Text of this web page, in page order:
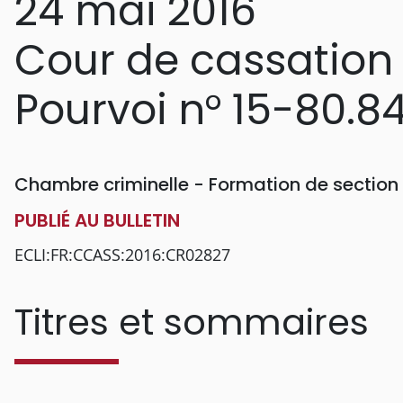
Cour de cassation
Pourvoi n° 15-
Chambre criminelle - Formation de section
PUBLIÉ AU BULLETIN
ECLI:FR:CCASS:2016:CR02827
Titres et sommaires